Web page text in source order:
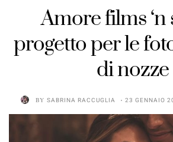
Amore films ‘n
progetto per le
di nozze
BY SABRINA RACCUGLIA 23 GENNAIO